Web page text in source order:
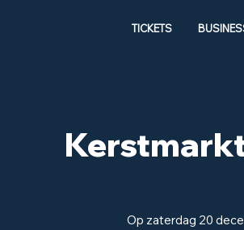
TICKETS
Op zaterdag 20